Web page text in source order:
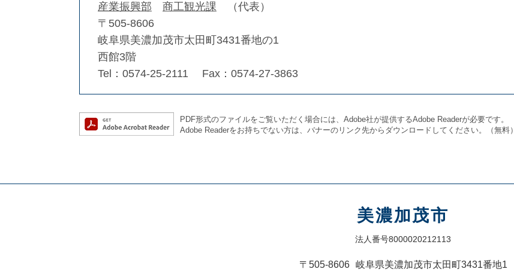
産業振興部
商工観光課
代表
〒505-8606
岐阜県美濃加茂市太田町3431番地の1
西館3階
Tel：0574-25-2111
Fax：0574-27-3863
PDF形式のファイルをご覧いただく場合には、Adobe社が提供するAdobe Readerが必要です。
Adobe Readerをお持ちでない方は、バナーのリンク先からダウンロードしてください。（無料）
美濃加茂市
法人番号8000020212113
〒505-8606 岐阜県美濃加茂市太田町3431番地1